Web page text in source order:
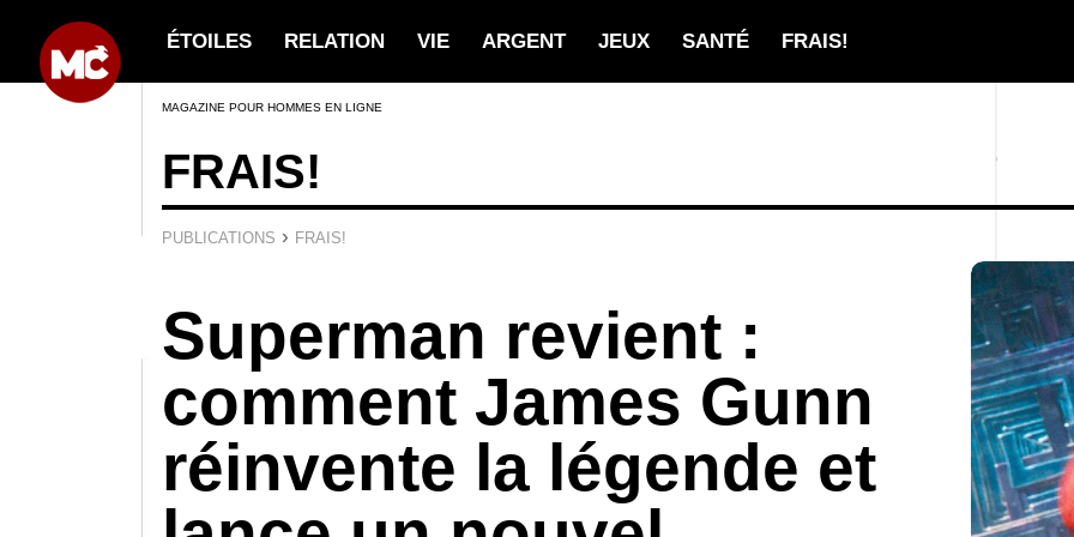
ÉTOILES RELATION VIE ARGENT JEUX SANTÉ FRAIS!
MAGAZINE POUR HOMMES EN LIGNE
FRAIS!
PUBLICATIONS › FRAIS!
Superman revient :
comment James Gunn
réinvente la légende et